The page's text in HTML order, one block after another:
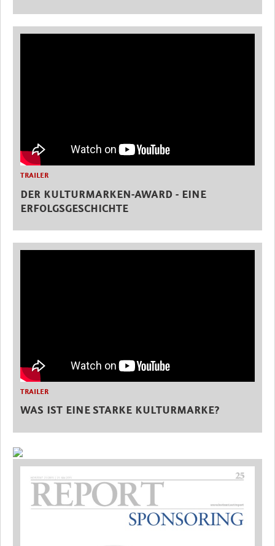
TRAILER
DER KULTURMARKEN-AWARD - EINE
ERFOLGSGESCHICHTE
TRAILER
WAS IST EINE STARKE KULTURMARKE?